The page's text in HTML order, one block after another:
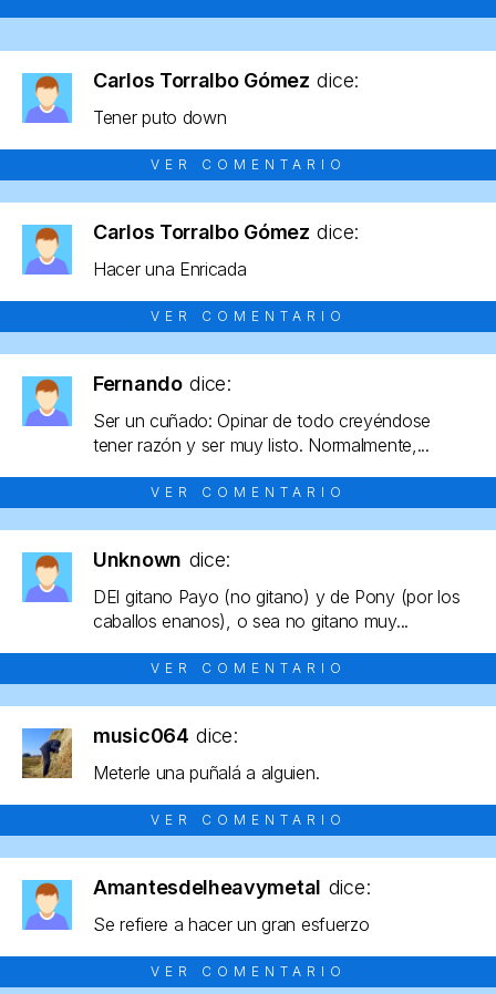
Carlos Torralbo Gómez dice:
Tener puto down
VER COMENTARIO
Carlos Torralbo Gómez dice:
Hacer una Enricada
VER COMENTARIO
Fernando dice:
Ser un cuñado: Opinar de todo creyéndose
tener razón y ser muy listo. Normalmente,...
VER COMENTARIO
Unknown dice:
DEl gitano Payo (no gitano) y de Pony (por los
caballos enanos), o sea no gitano muy...
VER COMENTARIO
music064 dice:
Meterle una puñalá a alguien.
VER COMENTARIO
Amantesdelheavymetal dice:
Se refiere a hacer un gran esfuerzo
VER COMENTARIO